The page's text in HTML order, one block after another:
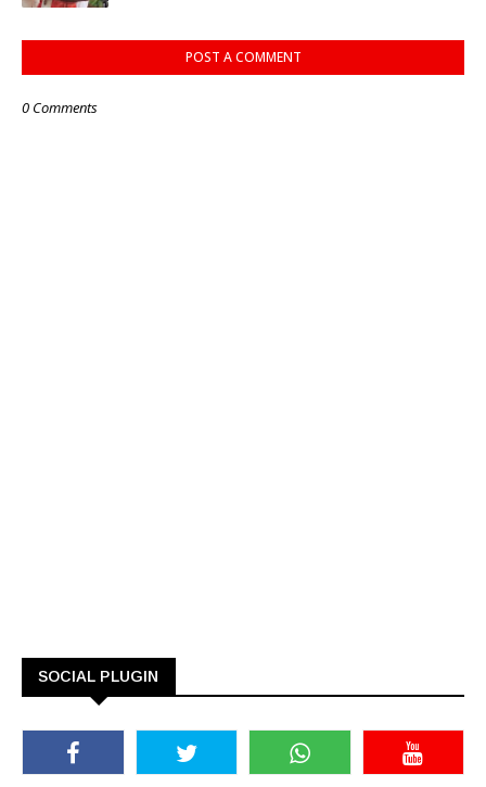
POST A COMMENT
0 Comments
SOCIAL PLUGIN